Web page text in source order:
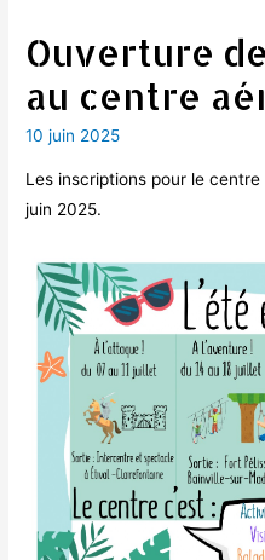
Ouverture
au centre
10 juin 2025
Les inscriptions pour le
juin 2025.